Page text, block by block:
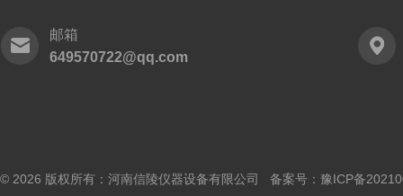
邮箱
649570722@qq.com
© 2026 版权所有：河南信陵仪器设备有限公司 备案号： 豫ICP备